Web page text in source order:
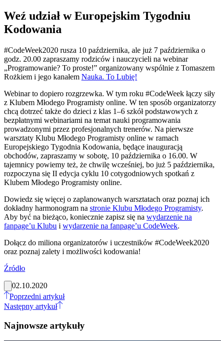
Weź udział w Europejskim Tygodniu
Kodowania
#CodeWeek2020 rusza 10 października, ale już 7 października o
godz. 20.00 zapraszamy rodziców i nauczycieli na webinar
„Programowanie? To proste!” organizowany wspólnie z Tomaszem
Rożkiem i jego kanałem Nauka. To Lubię!
Webinar to dopiero rozgrzewka. W tym roku #CodeWeek łączy siły
z Klubem Młodego Programisty online. W ten sposób organizatorzy
chcą dotrzeć także do dzieci z klas 1–6 szkół podstawowych z
bezpłatnymi webinariami na temat nauki programowania
prowadzonymi przez profesjonalnych trenerów. Na pierwsze
warsztaty Klubu Młodego Programisty online w ramach
Europejskiego Tygodnia Kodowania, będące inauguracją
obchodów, zapraszamy w sobotę, 10 października o 16.00. W
tajemnicy powiemy też, że chwilę wcześniej, bo już 5 października,
rozpoczyna się II edycja cyklu 10 cotygodniowych spotkań z
Klubem Młodego Programisty online.
Dowiedz się więcej o zaplanowanych warsztatach oraz poznaj ich
dokładny harmonogram na stronie Klubu Młodego Programisty.
Aby być na bieżąco, koniecznie zapisz się na wydarzenie na
fanpage’u Klubu i wydarzenie na fanpage’u CodeWeek.
Dołącz do miliona organizatorów i uczestników #CodeWeek2020
oraz poznaj zalety i możliwości kodowania!
Źródło
02.10.2020
Poprzedni artykuł
Następny artykuł
Najnowsze artykuły